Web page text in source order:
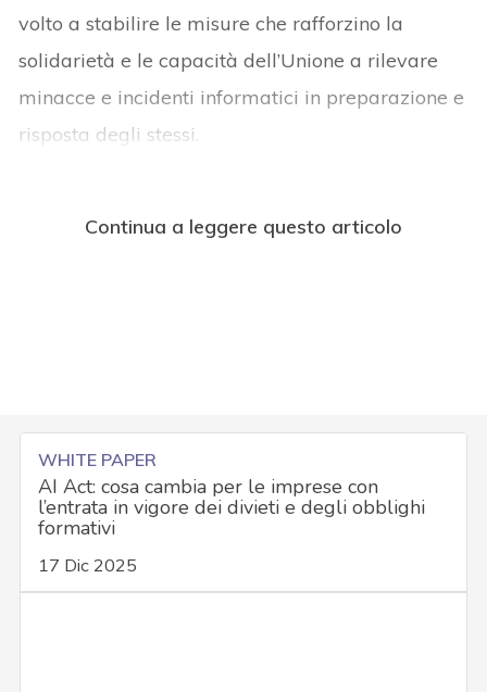
volto a stabilire le misure che rafforzino la
solidarietà e le capacità dell’Unione a rilevare
minacce e incidenti informatici in preparazione e
risposta degli stessi.
Continua a leggere questo articolo
WHITE PAPER
AI Act: cosa cambia per le imprese con
l’entrata in vigore dei divieti e degli obblighi
formativi
17 Dic 2025